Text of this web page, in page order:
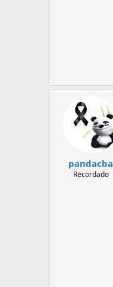
pandacba
Recordado